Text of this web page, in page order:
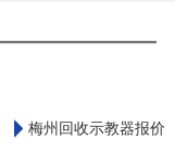
梅州回收示教器报价